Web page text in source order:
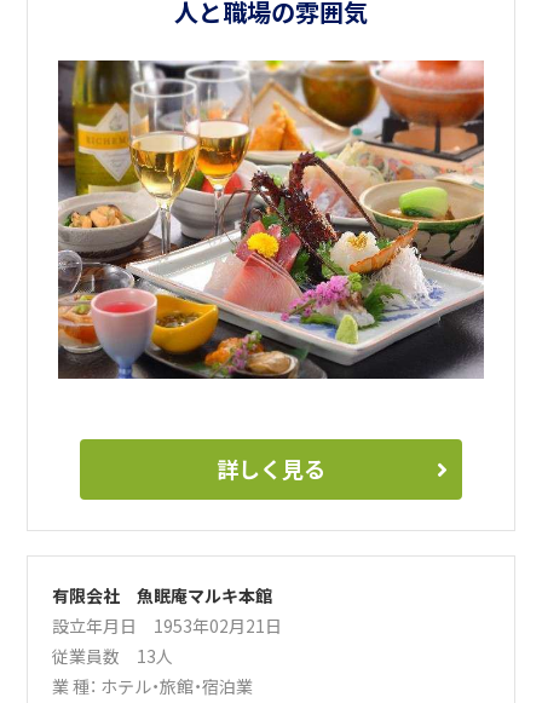
人と職場の雰囲気
詳しく見る
有限会社 魚眠庵マルキ本館
設立年月日 1953年02月21日
従業員数 13人
業 種： ホテル・旅館・宿泊業